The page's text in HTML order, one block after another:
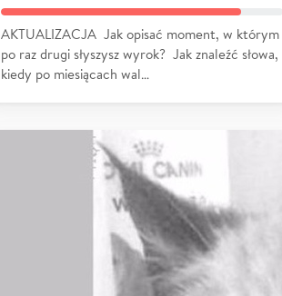
AKTUALIZACJA Jak opisać moment, w którym
po raz drugi słyszysz wyrok? Jak znaleźć słowa,
kiedy po miesiącach wal…